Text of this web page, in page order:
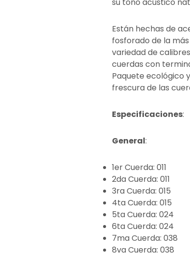
Están hechas de
fosforado de la
variedad de
cuerdas con
Paquete ecológico
frescura de las
Especificaciones:
General:
1er Cuerda: 011
2da Cuerda: 011
3ra Cuerda: 015
4ta Cuerda: 015
5ta Cuerda: 024
6ta Cuerda: 024
7ma Cuerda: 038
8va Cuerda: 038